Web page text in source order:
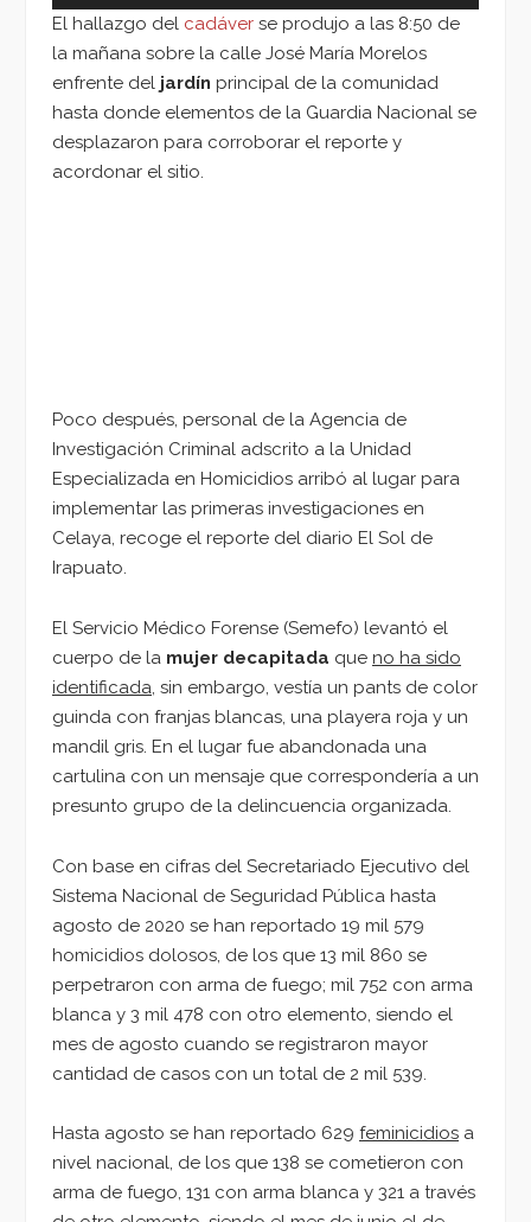
El hallazgo del cadáver se produjo a las 8:50 de
la mañana sobre la calle José María Morelos
enfrente del jardín principal de la comunidad
hasta donde elementos de la Guardia Nacional se
desplazaron para corroborar el reporte y
acordonar el sitio.
Poco después, personal de la Agencia de
Investigación Criminal adscrito a la Unidad
Especializada en Homicidios arribó al lugar para
implementar las primeras investigaciones en
Celaya, recoge el reporte del diario El Sol de
Irapuato.
El Servicio Médico Forense (Semefo) levantó el
cuerpo de la mujer decapitada que no ha sido
identificada, sin embargo, vestía un pants de color
guinda con franjas blancas, una playera roja y un
mandil gris. En el lugar fue abandonada una
cartulina con un mensaje que correspondería a un
presunto grupo de la delincuencia organizada.
Con base en cifras del Secretariado Ejecutivo del
Sistema Nacional de Seguridad Pública hasta
agosto de 2020 se han reportado 19 mil 579
homicidios dolosos, de los que 13 mil 860 se
perpetraron con arma de fuego; mil 752 con arma
blanca y 3 mil 478 con otro elemento, siendo el
mes de agosto cuando se registraron mayor
cantidad de casos con un total de 2 mil 539.
Hasta agosto se han reportado 629 feminicidios a
nivel nacional, de los que 138 se cometieron con
arma de fuego, 131 con arma blanca y 321 a través